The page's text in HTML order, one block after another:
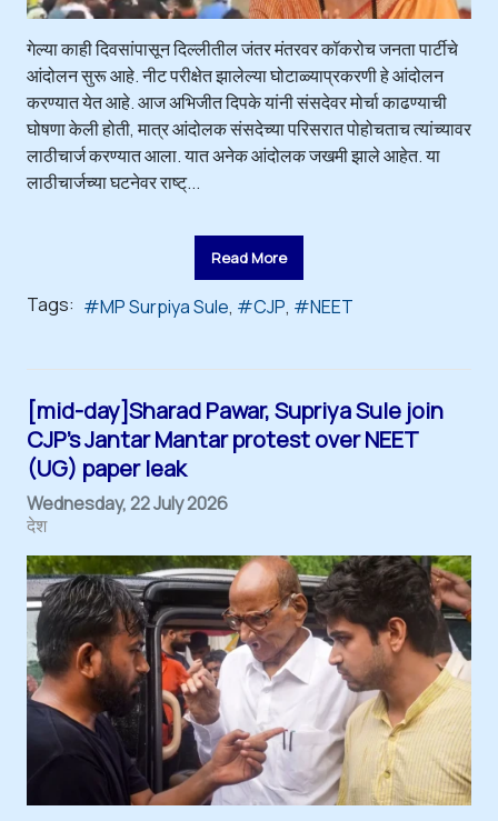
गेल्या काही दिवसांपासून दिल्लीतील जंतर मंतरवर कॉकरोच जनता पार्टीचे
आंदोलन सुरू आहे. नीट परीक्षेत झालेल्या घोटाळ्याप्रकरणी हे आंदोलन
करण्यात येत आहे. आज अभिजीत दिपके यांनी संसदेवर मोर्चा काढण्याची
घोषणा केली होती, मात्र आंदोलक संसदेच्या परिसरात पोहोचताच त्यांच्यावर
लाठीचार्ज करण्यात आला. यात अनेक आंदोलक जखमी झाले आहेत. या
लाठीचार्जच्या घटनेवर राष्ट्...
Read More
Tags: MP Surpiya Sule CJP NEET
[mid-day]Sharad Pawar, Supriya Sule join
CJP's Jantar Mantar protest over NEET
(UG) paper leak
Wednesday, 22 July 2026
देश